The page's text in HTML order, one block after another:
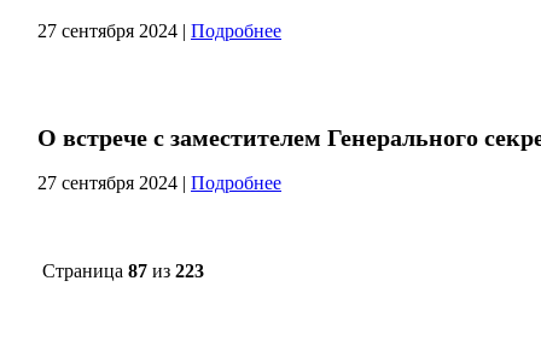
27 сентября 2024 | Подробнее
О встрече с заместителем Генерального
27 сентября 2024 | Подробнее
Страница 87 из 223